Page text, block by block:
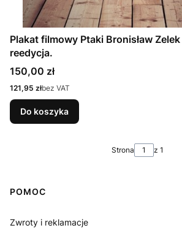
Plakat filmowy Ptaki Bronisław
reedycja.
Cena
150,00 zł
Cena
121,95 złbez VAT
Do koszyka
Strona z 1
Linki w stopce
POMOC
Zwroty i reklamacje